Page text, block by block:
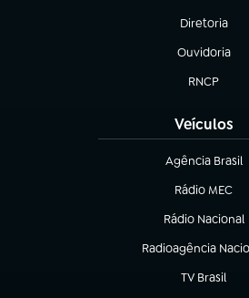
Diretoria
(abre em
Ouvidoria
(abre em
RNCP
(abre em
Veículos
Agência Brasil
(abre em nova
Rádio MEC
(abre em
Rádio Nacional
Radioagência
(abre em nova aba)
TV Brasil
(abre em